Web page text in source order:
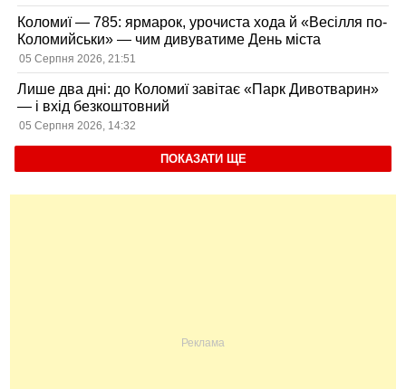
Коломиї — 785: ярмарок, урочиста хода й «Весілля по-
Коломийськи» — чим дивуватиме День міста
05 Серпня 2026, 21:51
Лише два дні: до Коломиї завітає «Парк Дивотварин»
— і вхід безкоштовний
05 Серпня 2026, 14:32
ПОКАЗАТИ ЩЕ